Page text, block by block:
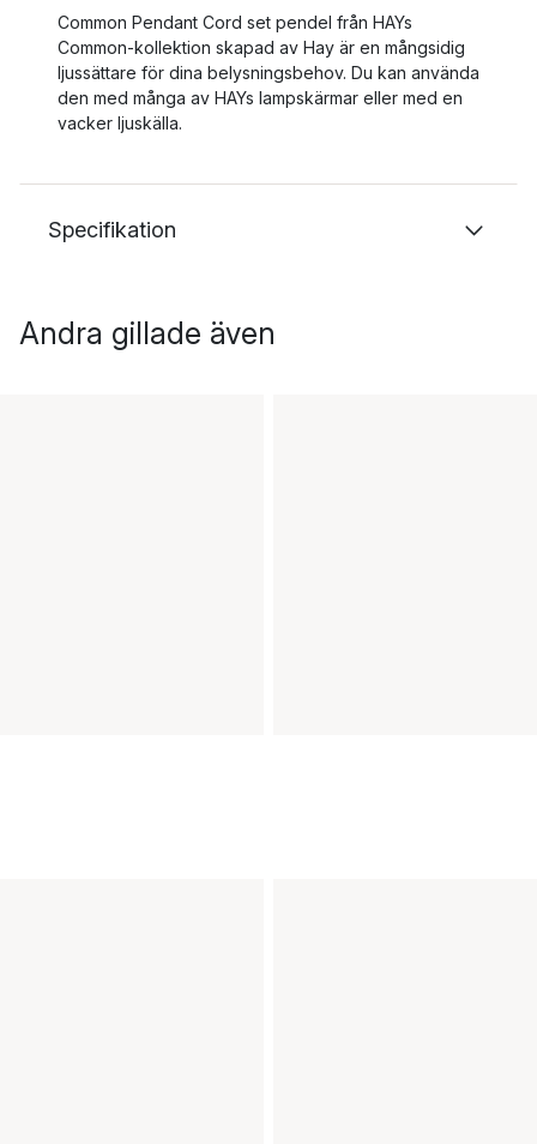
Common Pendant Cord set pendel från HAYs
Common-kollektion skapad av Hay är en mångsidig
ljussättare för dina belysningsbehov. Du kan använda
den med många av HAYs lampskärmar eller med en
vacker ljuskälla.
Specifikation
Andra gillade även